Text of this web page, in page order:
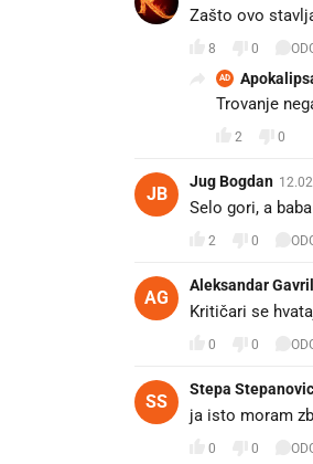
Zašto ovo
8 0
AD
Trovanje
2 0
JB
Jug Bogdan
Selo gori, a
2 0
AG
Aleksandar
Kritičari se
0 0
SS
Stepa Stepanovic
ja isto moram
0 0